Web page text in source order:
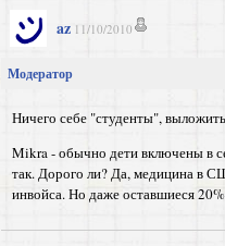
az 11/10/2010
Модератор
Ничего себе "студенты",
Mikra - обычно дети включены в
так. Дорого ли? Да, медицина в
инвойса. Но даже оставшиеся